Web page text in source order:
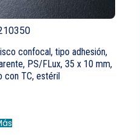
confocal, tipo adhesión,
PS/FLux, 35 x 10 mm,
con TC, estéril